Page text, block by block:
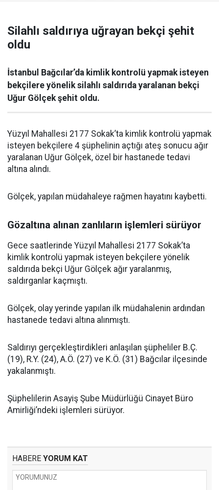
Silahlı saldırıya uğrayan bekçi şehit
oldu
İstanbul Bağcılar’da kimlik kontrolü yapmak isteyen
bekçilere yönelik silahlı saldırıda yaralanan bekçi
Uğur Gölçek şehit oldu.
Yüzyıl Mahallesi 2177 Sokak’ta kimlik kontrolü yapmak
isteyen bekçilere 4 şüphelinin açtığı ateş sonucu ağır
yaralanan Uğur Gölçek, özel bir hastanede tedavi
altına alındı.
Gölçek, yapılan müdahaleye rağmen hayatını kaybetti.
Gözaltına alınan zanlıların işlemleri sürüyor
Gece saatlerinde Yüzyıl Mahallesi 2177 Sokak’ta
kimlik kontrolü yapmak isteyen bekçilere yönelik
saldırıda bekçi Uğur Gölçek ağır yaralanmış,
saldırganlar kaçmıştı.
Gölçek, olay yerinde yapılan ilk müdahalenin ardından
hastanede tedavi altına alınmıştı.
Saldırıyı gerçekleştirdikleri anlaşılan şüpheliler B.Ç.
(19), R.Y. (24), A.Ö. (27) ve K.Ö. (31) Bağcılar ilçesinde
yakalanmıştı.
Şüphelilerin Asayiş Şube Müdürlüğü Cinayet Büro
Amirliği’ndeki işlemleri sürüyor.
HABERE YORUM KAT